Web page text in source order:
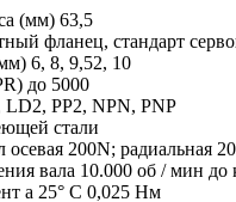
(мм) 63,5
фланец, стандарт
6, 8, 9,52, 10
до 5000
PP2, NPN, PNP
стали
осевая 200N; радиальная
вала 10.000 об / мин до
a 25° C 0,025 Нм